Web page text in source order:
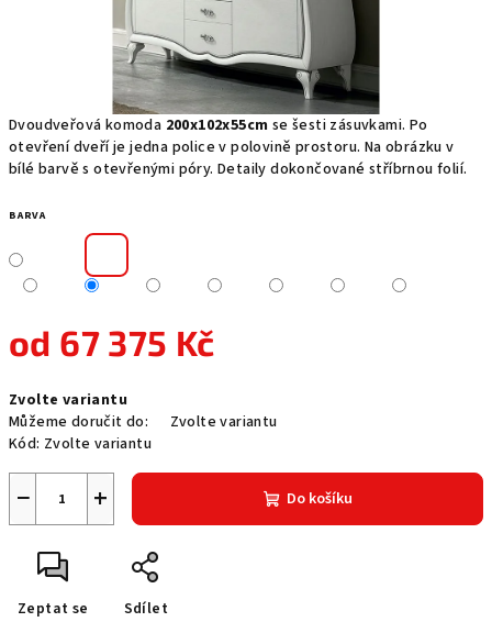
Dvoudveřová komoda 200x102x55cm se šesti zásuvkami. Po
otevření dveří je jedna police v polovině prostoru. Na obrázku v
bílé barvě s otevřenými póry. Detaily dokončované stříbrnou folií.
BARVA
od 67 375 Kč
cena:
Zvolte variantu
Můžeme doručit do:
Zvolte variantu
Kód: Zvolte variantu
+
− Do košíku
Zeptat se Sdílet